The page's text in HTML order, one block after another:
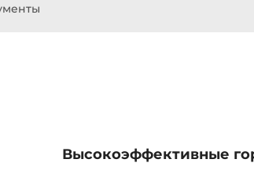
Высокоэффективные